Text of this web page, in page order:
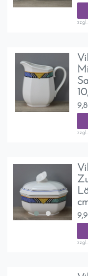
zzgl.
zzgl.
zzgl.